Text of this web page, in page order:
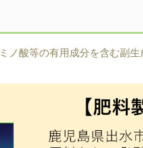
ノ酸等の有用成分を含む副